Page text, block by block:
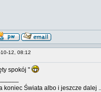
10-12, 08:12
spokój "
koniec Świata albo i jeszcze dalej